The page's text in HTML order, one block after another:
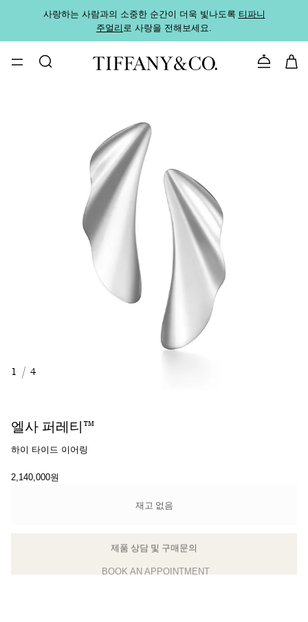
사랑하는 사람과의 소중한 순간이 더욱 빛나도록 티파니
주얼리로 사랑을 전해보세요.
문의하기
1 / 4
엘사 퍼레티™
하이 타이드 이어링
2,140,000원
재고 없음
BOOK AN APPOINTMENT